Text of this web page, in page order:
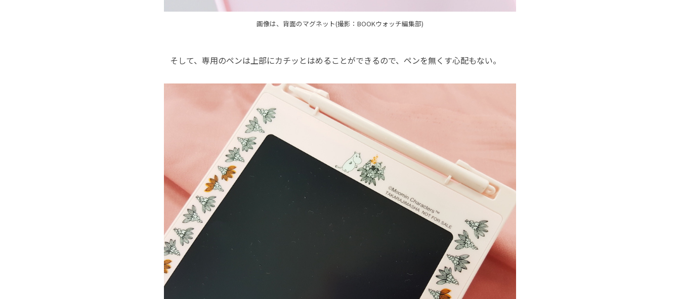
画像は、背面のマグネット(撮影：BOOKウォッチ編集部)
そして、専用のペンは上部にカチッとはめることができるので、ペンを無くす心配もない。